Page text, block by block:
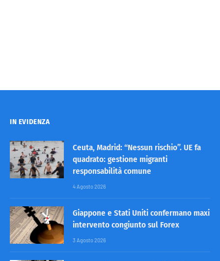
IN EVIDENZA
Ceuta, Madrid: “Nessun rischio”. UE fa
quadrato: gestione migranti
responsabilità comune
4 Agosto 2026
Giappone e Stati Uniti confermano maxi
intervento congiunto sul Forex
3 Agosto 2026